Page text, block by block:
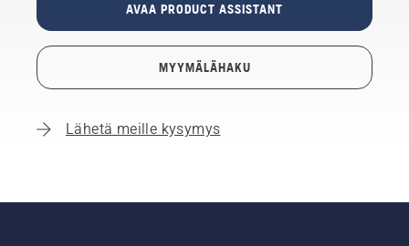
AVAA PRODUCT ASSISTANT
MYYMÄLÄHAKU
Lähetä meille kysymys